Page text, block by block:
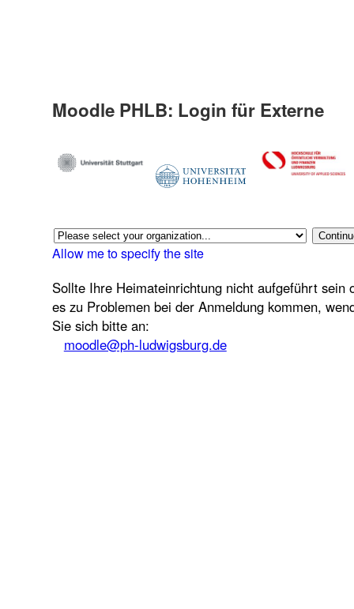
Moodle PHLB: Login für Externe
Allow me to specify the site
Sollte Ihre Heimateinrichtung nicht aufgeführt sein
es zu Problemen bei der Anmeldung kommen,
Sie sich bitte an:
moodle@ph-ludwigsburg.de